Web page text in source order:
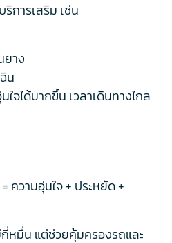
การเสริม เช่น
ยาง
น
ใจได้มากขึ้น เวลาเดินทางไกล
ความอุ่นใจ + ประหยัด +
หมื่น แต่ช่วยคุ้มครองรถและ